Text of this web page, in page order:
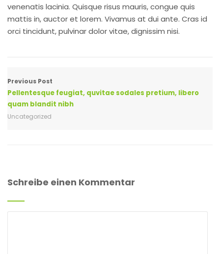
venenatis lacinia. Quisque risus mauris, congue quis
mattis in, auctor et lorem. Vivamus at dui ante. Cras id
orci tincidunt, pulvinar dolor vitae, dignissim nisi.
Previous Post
Pellentesque feugiat, quvitae sodales pretium, libero
quam blandit nibh
Uncategorized
Schreibe einen Kommentar